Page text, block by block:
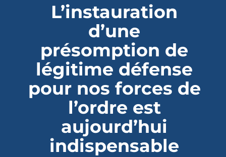
L’instauration
d’une
présomption de
légitime défense
pour nos forces de
l’ordre est
aujourd’hui
indispensable